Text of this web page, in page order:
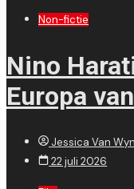
Non-fictie
Nino
Europa
Jessica Van
22 juli 2026